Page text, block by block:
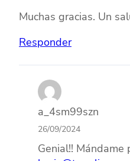
Muchas gracias. Un
Responder
a_4sm99szn
26/09/2024
Genial!! Mándame